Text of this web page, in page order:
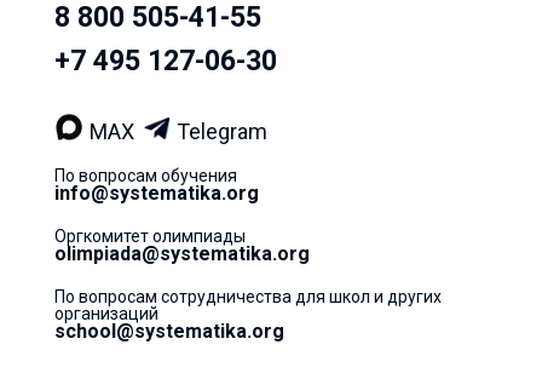
8 800 505-41-55
+7 495 127-06-30
MAX Telegram
По вопросам обучения
info@systematika.org
Оргкомитет олимпиады
olimpiada@systematika.org
По вопросам сотрудничества для школ и других
организаций
school@systematika.org